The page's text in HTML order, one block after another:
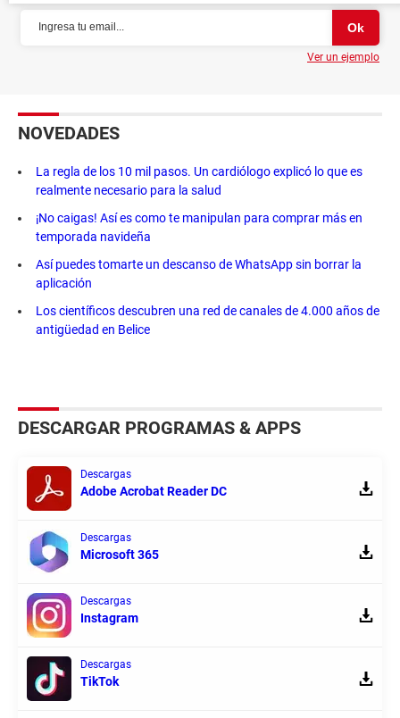
Ver un ejemplo
NOVEDADES
La regla de los 10 mil pasos. Un cardiólogo explicó lo que es
realmente necesario para la salud
¡No caigas! Así es como te manipulan para comprar más en
temporada navideña
Así puedes tomarte un descanso de WhatsApp sin borrar la
aplicación
Los científicos descubren una red de canales de 4.000 años de
antigüedad en Belice
DESCARGAR PROGRAMAS & APPS
Descargas
Adobe Acrobat Reader DC
Descargas
Microsoft 365
Descargas
Instagram
Descargas
TikTok